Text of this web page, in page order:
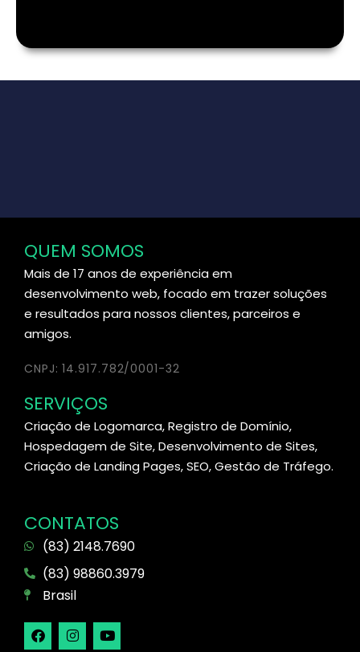
QUEM SOMOS
Mais de 17 anos de experiência em
desenvolvimento web, focado em trazer soluções
e resultados para nossos clientes, parceiros e
amigos.
CNPJ: 14.917.782/0001-32
SERVIÇOS
Criação de Logomarca, Registro de Domínio,
Hospedagem de Site, Desenvolvimento de Sites,
Criação de Landing Pages, SEO, Gestão de Tráfego.
CONTATOS
(83) 2148.7690
(83) 98860.3979
Brasil